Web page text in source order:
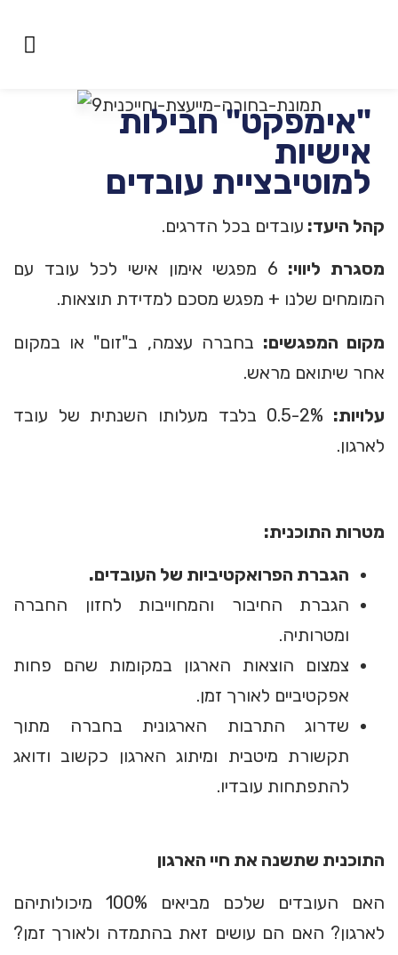
"אימפקט" חבילות
אישיות
למוטיבציית עובדים
קהל היעד: עובדים בכל הדרגים.
מסגרת ליווי:
6 מפגשי אימון אישי לכל עובד עם
המומחים שלנו + מפגש מסכם למדידת תוצאות.
מקום המפגשים: בחברה עצמה, ב"זום" או במקום
אחר שיתואם מראש.
עלויות:
0.5-2% בלבד מעלותו השנתית של עובד
לארגון.
מטרות התוכנית:
הגברת הפרואקטיביות של העובדים.
הגברת החיבור והמחוייבות לחזון החברה
ומטרותיה.
צמצום הוצאות הארגון במקומות שהם פחות
אפקטיביים לאורך זמן.
שדרוג התרבות הארגונית בחברה מתוך
תקשורת מיטבית ומיתוג הארגון כקשוב ודואג
להתפתחות עובדיו.
התוכנית שתשנה את חיי הארגון
האם העובדים שלכם מביאים 100% מיכולותיהם
לארגון? האם הם עושים זאת בהתמדה ולאורך זמן?